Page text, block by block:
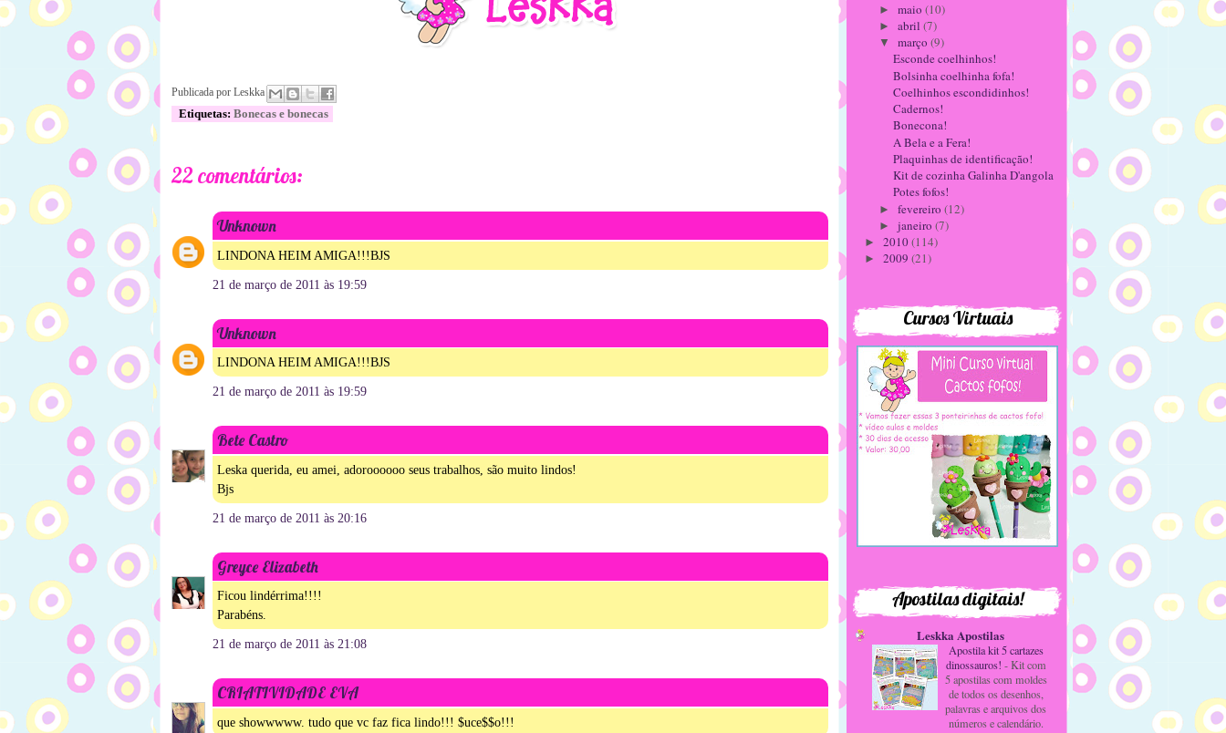
Publicada por Leskka
Etiquetas: Bonecas e bonecas
22 comentários:
Unknown
LINDONA HEIM AMIGA!!!BJS
21 de março de 2011 às 19:59
Unknown
LINDONA HEIM AMIGA!!!BJS
21 de março de 2011 às 19:59
Bete Castro
Leska querida, eu amei, adoroooooo seus trabalhos, são muito lindos!
Bjs
21 de março de 2011 às 20:16
Greyce Elizabeth
Ficou lindérrima!!!!
Parabéns.
21 de março de 2011 às 21:08
CRIATIVIDADE EVA
que showwwww. tudo que vc faz fica lindo!!! $uce$$o!!!
► maio (10)
► abril (7)
▼ março (9)
Esconde coelhinhos!
Bolsinha coelhinha fofa!
Coelhinhos escondidinhos!
Cadernos!
Bonecona!
A Bela e a Fera!
Plaquinhas de identificação!
Kit de cozinha Galinha D'angola
Potes fofos!
► fevereiro (12)
► janeiro (7)
► 2010(114)
► 2009 (21)
Cursos Virtuais
Apostilas digitais!
Leskka Apostilas
Apostila kit 5 cartazes
dinossauros! -Kit com
5 apostilas com moldes
de todos os desenhos,
palavras e arquivos dos
números e calendário.